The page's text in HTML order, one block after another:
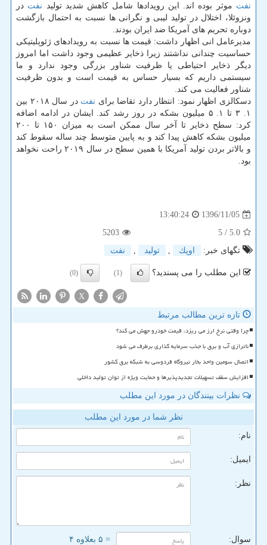
نفت موثر بوده اند. این رویدادها شامل كاهش شدید تولید نفت در
ونزوئلا، اختلال در تولید لیبی و نگرانی ها نسبت به احتمال بازگشت
دوباره تحریم های آمریكا ضد ایران بودند.
مدیرعامل انی اظهار داشت: قیمت ها نسبت به رویدادهای ژئوپلیتیكی
حساسیت چندانی نداشتند زیرا ذخایر عظیمی وجود داشت اما امروز
دیگر ذخایر احتیاطی یا ظرفیت شناور بزرگی وجود ندارد و ما
سیستمی داریم كه بسیار حساس به قیمت است و بدون ظرفیت
شناور فعالیت می كند.
دسكالزی اظهار نمود: انتظار دارد تقاضا برای نفت
در سال ۲۰۱۸ بین
۱. ۳ تا ۱. ۵ میلیون بشكه در روز رشد كند. ایشان در ادامه اضافه
كرد: سطح ذخایر تا آخر سال ممكن است به میزان ۱۵۰ تا ۲۰۰
میلیون بشكه كاهش پیدا كند و به پایین متوسط چند ساله سقوط كند
و بالاتر بردن تولید آمریكا با همین سطح در سال ۲۰۱۹ راحت نخواهد
بود.
1396/11/05
13:40:24
5.0
/ 5
5203
تگهای خبر:
اوپك , تولید , نفت
این مطلب را می پسندید؟ (1)
(0)
X
تازه ترین مطالب مرتبط
چرا وقتی نرخ ارز می ریزد، قیمت خودرو جهش می کند؟
ناترازی آب و برق با جذب سرمایه گذاری برطرف می شود
اتصال سومین واحد بخار نیروگاه فردوسی به شبکه برق کشور
افزایش سقف تسهیلات تجدیدپذیرها و حمایت ویژه از توان تولید داخلی
نظرات بینندگان در مورد این مطلب
نظر شما در مورد این مطلب
نام:
ایمیل:
نظر:
سوال: = ۵ بعلاوه ۴